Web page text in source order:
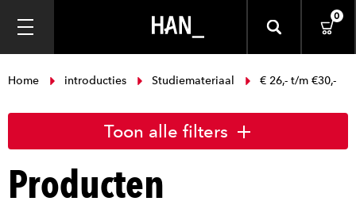
0
Home introducties Studiemateriaal € 26,- t/m €30,-
Toon alle filters
Producten